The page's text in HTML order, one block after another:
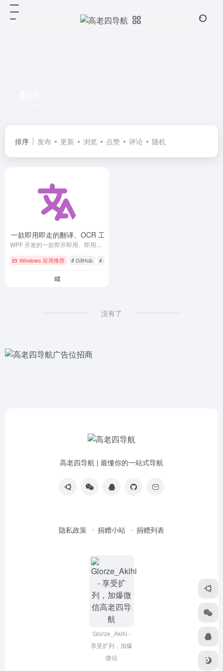
排序 发布 更新 浏览 点赞 评论 随机
– 一款即用即走的翻译、OCR 工具
Windows 应用推荐 # GitHub # macOS
没有了
高老四导航 | 最懂你的一站式导航
隐私政策 捐赠小站 捐赠列表
Glorze_Akihi -
享受扩列，加爆
微信